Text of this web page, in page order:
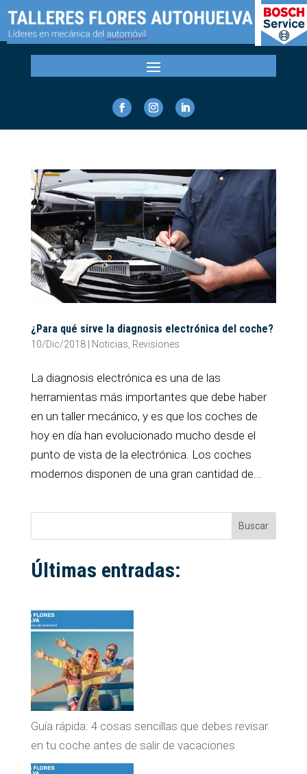
¿Para qué sirve la diagnosis electrónica del coche?
10/Dic/2018| Noticias, Revisiones
La diagnosis electrónica es una de las
herramientas más importantes que debe haber
en un taller mecánico, y es que los coches de
hoy en día han evolucionado mucho desde el
punto de vista de la electrónica. Los coches
modernos disponen de una gran cantidad de...
Buscar
Últimas entradas:
Guía rápida: 4 cosas sencillas que debes revisar
en tu coche antes de salir de vacaciones